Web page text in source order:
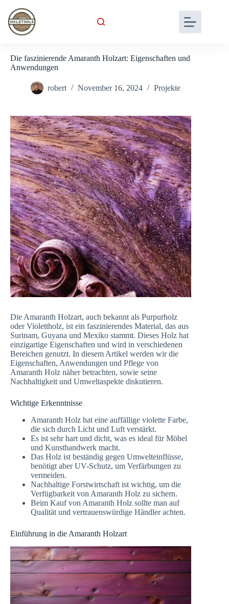
content
Die faszinierende Amaranth Holzart: Eigenschaften und
Anwendungen
robert November 16, 2024 Projekte
Die Amaranth Holzart, auch bekannt als Purpurholz
oder Violettholz, ist ein faszinierendes Material, das aus
Surinam, Guyana und Mexiko stammt. Dieses Holz hat
einzigartige Eigenschaften und wird in verschiedenen
Bereichen genutzt. In diesem Artikel werden wir die
Eigenschaften, Anwendungen und Pflege von
Amaranth Holz näher betrachten, sowie seine
Nachhaltigkeit und Umweltaspekte diskutieren.
Wichtige Erkenntnisse
Amaranth Holz hat eine auffällige violette Farbe,
die sich durch Licht und Luft verstärkt.
Es ist sehr hart und dicht, was es ideal für Möbel
und Kunsthandwerk macht.
Das Holz ist beständig gegen Umwelteinflüsse,
benötigt aber UV-Schutz, um Verfärbungen zu
vermeiden.
Nachhaltige Forstwirtschaft ist wichtig, um die
Verfügbarkeit von Amaranth Holz zu sichern.
Beim Kauf von Amaranth Holz sollte man auf
Qualität und vertrauenswürdige Händler achten.
Einführung in die Amaranth Holzart